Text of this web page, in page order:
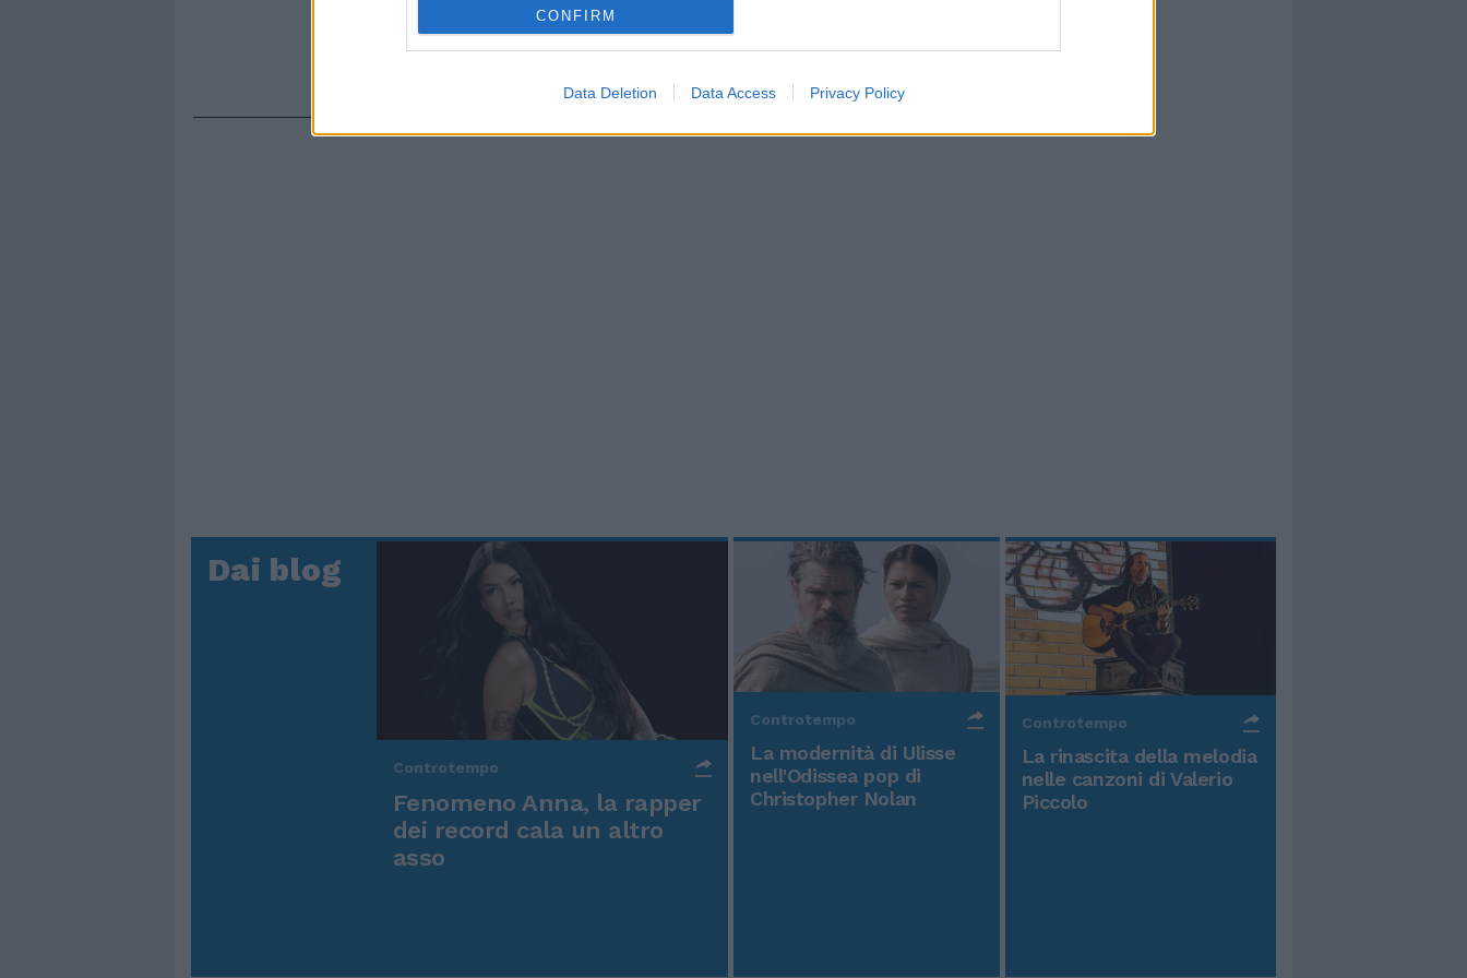
CONFIRM
Data Deletion Data Access Privacy Policy
Dai blog
Controtempo
Fenomeno Anna, la rapper
dei record cala un altro
asso
Controtempo
La modernità di Ulisse
nell'Odissea pop di
Christopher Nolan
Controtempo
La rinascita della melodia
nelle canzoni di Valerio
Piccolo